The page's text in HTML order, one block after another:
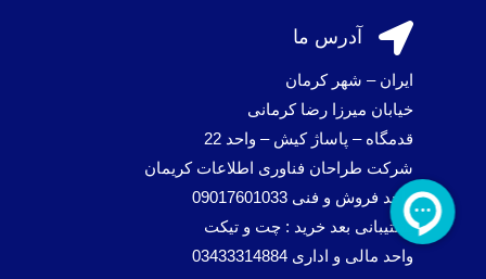
 آدرس ما
ایران – شهر کرمان
خیابان میرزا رضا کرمانی
قدمگاه – پاساژ کیش – واحد 22
شرکت طراحان فناوری اطلاعات کریمان
واحد فروش و فنی 09017601033
پشتیبانی بعد خرید : چت و تیکت
واحد مالی و اداری 03433314884